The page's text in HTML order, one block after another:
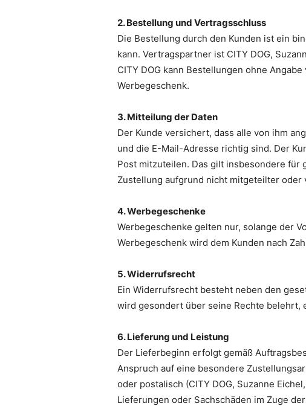
2. Bestellung und Vertragsschluss
Die Bestellung durch den Kunden ist ein
kann. Vertragspartner ist CITY DOG,
CITY DOG kann Bestellungen ohne
Werbegeschenk.
3. Mitteilung der Daten
Der Kunde versichert, dass alle von ihm
und die E-Mail-Adresse richtig sind. Der
Post mitzuteilen. Das gilt insbesondere
Zustellung aufgrund nicht mitgeteilter oder
4. Werbegeschenke
Werbegeschenke gelten nur, solange der
Werbegeschenk wird dem Kunden nach
5. Widerrufsrecht
Ein Widerrufsrecht besteht neben den
wird gesondert über seine Rechte belehrt,
6. Lieferung und Leistung
Der Lieferbeginn erfolgt gemäß
Anspruch auf eine besondere
oder postalisch (CITY DOG, Suzanne
Lieferungen oder Sachschäden im Zuge